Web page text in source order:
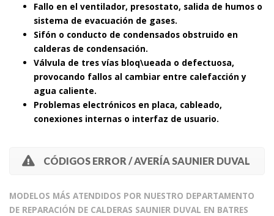
Fallo en el ventilador, presostato, salida de humos o
sistema de evacuación de gases.
Sifón o conducto de condensados obstruido en
calderas de condensación.
Válvula de tres vías bloq\ueada o defectuosa,
provocando fallos al cambiar entre calefacción y
agua caliente.
Problemas electrónicos en placa, cableado,
conexiones internas o interfaz de usuario.
CÓDIGOS ERROR / AVERÍA SAUNIER DUVAL
MODELOS MÁS ATENDIDOS POR NUESTRO DEPARTAMENTO
DE REPARACIÓN DE CALDERAS SAUNIER DUVAL EN BATRES